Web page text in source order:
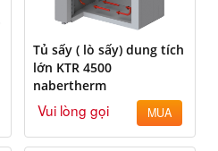
Tủ sấy ( lò sấy) dung tích
lớn KTR 4500
nabertherm
Vui lòng gọi MUA